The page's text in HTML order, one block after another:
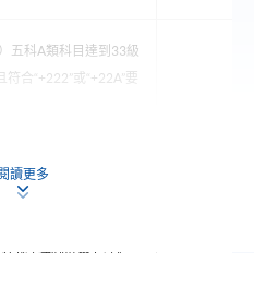
五科A類科目達到33級
合“+222”或“+22A”要
資格。
“法律制度與方法”。
閱讀更多